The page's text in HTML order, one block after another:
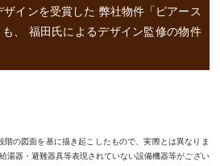
インを受賞した 弊社物件「ピアース
、
福田氏によるデザイン監修の物件
の図面を基に描き起こしたもので、実際とは異なりま
湯器・避難器具等表現されていない設備機器等がござい